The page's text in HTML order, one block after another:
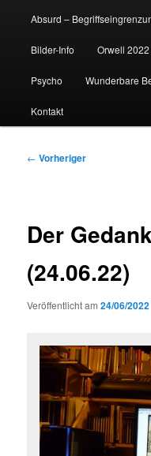
Absurd –
Bilder-Info Orwell 2022
Psycho Wunderbare
Kontakt
Beitragsnavigation
← Vorheriger
Der
(24.06.22)
Veröffentlicht am24/06/2022